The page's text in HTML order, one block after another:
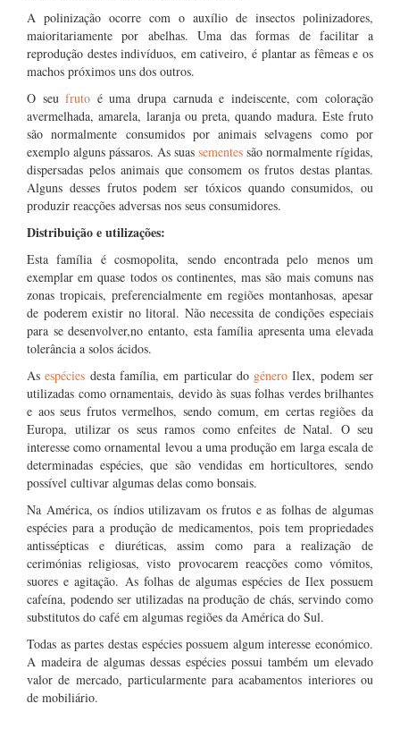
A polinização ocorre com o auxílio de insectos polinizadores,
maioritariamente por abelhas. Uma das formas de facilitar a
reprodução destes indivíduos, em cativeiro, é plantar as fêmeas e os
machos próximos uns dos outros.
O seufruto é uma drupa carnuda e indeiscente, com coloração
avermelhada, amarela, laranja ou preta, quando madura. Este fruto
são normalmente consumidos por animais selvagens como por
exemplo alguns pássaros. As suas sementes são normalmente rígidas,
dispersadas pelos animais que consomem os frutos destas plantas.
Alguns desses frutos podem ser tóxicos quando consumidos, ou
produzir reacções adversas nos seus consumidores.
Distribuição e utilizações:
Esta família é cosmopolita, sendo encontrada pelo menos um
exemplar em quase todos os continentes, mas são mais comuns nas
zonas tropicais, preferencialmente em regiões montanhosas, apesar
de poderem existir no litoral. Não necessita de condições especiais
para se desenvolver,no entanto, esta família apresenta uma elevada
tolerância a solos ácidos.
Asespécies desta família, em particular do géneroIlex, podem ser
utilizadas como ornamentais, devido às suas folhas verdes brilhantes
e aos seus frutos vermelhos, sendo comum, em certas regiões da
Europa, utilizar os seus ramos como enfeites de Natal. O seu
interesse como ornamental levou a uma produção em larga escala de
determinadas espécies, que são vendidas em horticultores, sendo
possível cultivar algumas delas como bonsais.
Na América, os índios utilizavam os frutos e as folhas de algumas
espécies para a produção de medicamentos, pois tem propriedades
antissépticas e diuréticas, assim como para a realização de
cerimónias religiosas, visto provocarem reacções como vómitos,
suores e agitação. As folhas de algumas espécies de Ilex possuem
cafeína, podendo ser utilizadas na produção de chás, servindo como
substitutos do café em algumas regiões da América do Sul.
Todas as partes destas espécies possuem algum interesse económico.
A madeira de algumas dessas espécies possui também um elevado
valor de mercado, particularmente para acabamentos interiores ou
de mobiliário.